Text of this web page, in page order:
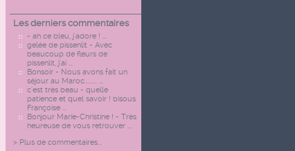
Les derniers commentaires
- ah ce bleu, j'adore ! ...
gelée de pissenlit - Avec
beaucoup de fleurs de
pissenlit, j'ai ...
Bonsoir - Nous avons fait un
séjour au Maroc......... ...
c'est très beau - quelle
patience et quel savoir ! bisous
Françoise ...
Bonjour Marie-Christine ! - Très
heureuse de vous retrouver ...
> Plus de commentaires...